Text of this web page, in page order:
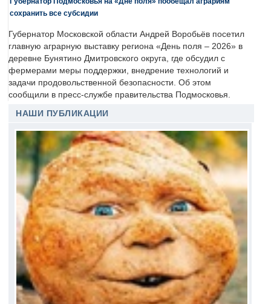
сохранить все субсидии
Губернатор Московской области Андрей Воробьёв посетил
главную аграрную выставку региона «День поля – 2026» в
деревне Бунятино Дмитровского округа, где обсудил с
фермерами меры поддержки, внедрение технологий и
задачи продовольственной безопасности. Об этом
сообщили в пресс-службе правительства Подмосковья.
НАШИ ПУБЛИКАЦИИ